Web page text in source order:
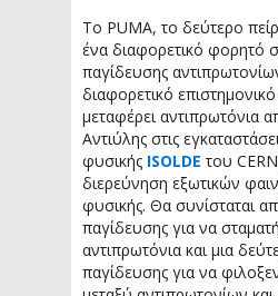
Το PUMA, το δεύτερο
ένα διαφορετικό φορητό
παγίδευσης
διαφορετικό
μεταφέρει αντιπρωτόνια
Αντιύλης στις
φυσικής ISOLDE του
διερεύνηση εξωτικών
φυσικής. Θα συνίσταται
παγίδευσης για να
αντιπρωτόνια και μια
παγίδευσης για να